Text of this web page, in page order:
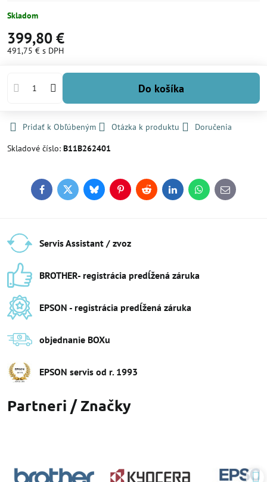
Skladom
399,80 €
491,75 € s DPH
Do košíka
Pridať k Obľúbeným Otázka k produktu
Doručenia
Skladové číslo: B11B262401
FacebookTwitterBlueskyPinterestReddit LinkedInWhatsApp
E-
mail
Servis Assistant / zvoz
BROTHER- registrácia predĺžená záruka
EPSON - registrácia predĺžená záruka
objednanie BOXu
EPSON servis od r​. 1993
Partneri / Značky